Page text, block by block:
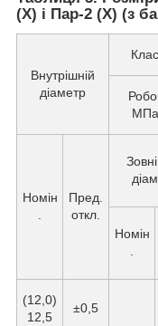
(X) і Пар-2 (Х) (з
Внутрішній
діаметр
МПа
Номін
Пред.
откл.
Номін
(12,0)
12,5
±0,5